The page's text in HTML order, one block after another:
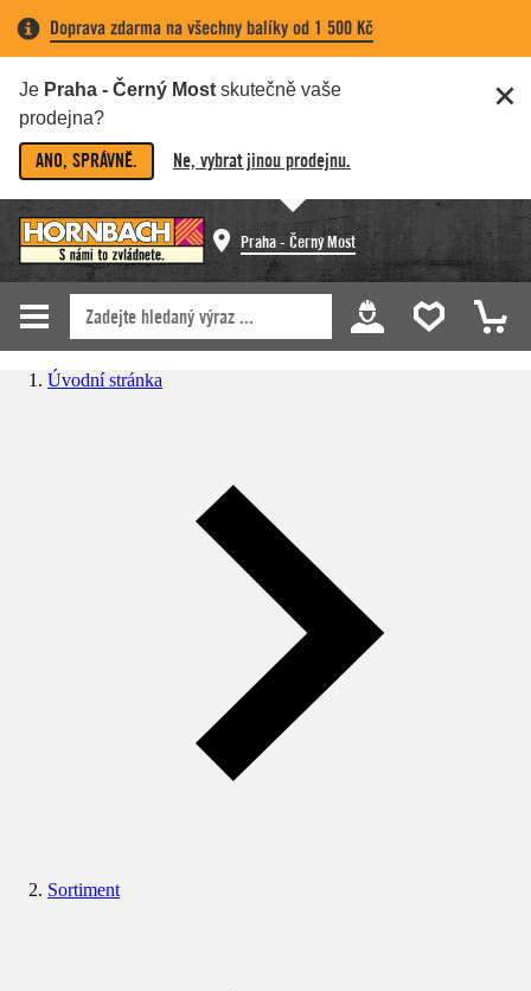
Doprava zdarma na všechny balíky od 1 500 Kč
Je Praha - Černý Most skutečně vaše
prodejna?
ANO, SPRÁVNĚ. Ne, vybrat jinou prodejnu.
Praha - Černý Most
Úvodní stránka
Sortiment